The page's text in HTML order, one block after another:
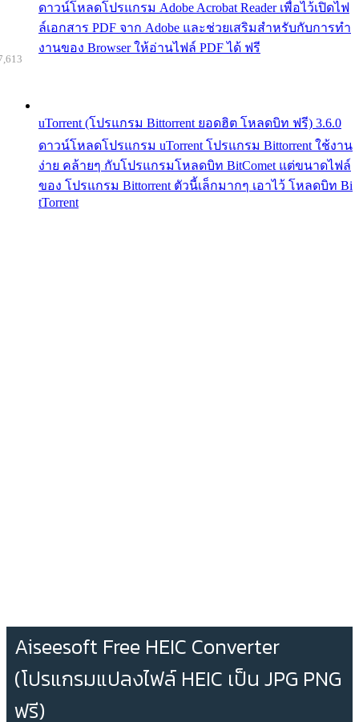
ดาวน์โหลดโปรแกรม Adobe Acrobat Reader เพื่อไว้เปิดไฟ
ล์เอกสาร PDF จาก Adobe และช่วยเสริมสำหรับกับการทำ
งานของ Browser ให้อ่านไฟล์ PDF ได้ ฟรี
uTorrent (โปรแกรม Bittorrent ยอดฮิต โหลดบิท ฟรี) 3.6.0
ดาวน์โหลดโปรแกรม uTorrent โปรแกรม Bittorrent ใช้งาน
ง่าย คล้ายๆ กับโปรแกรมโหลดบิท BitComet แต่ขนาดไฟล์
ของ โปรแกรม Bittorrent ตัวนี้เล็กมากๆ เอาไว้ โหลดบิท Bi
tTorrent
Aiseesoft Free HEIC Converter
(โปรแกรมแปลงไฟล์ HEIC เป็น JPG PNG
ฟรี)